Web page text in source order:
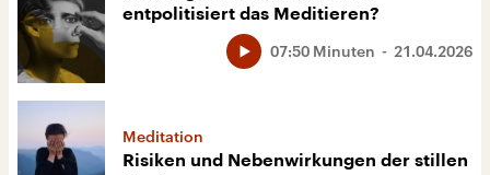
entpolitisiert das Meditieren?
21.04.2026
07:50 Minuten
Meditation
Risiken und Nebenwirkungen der stillen